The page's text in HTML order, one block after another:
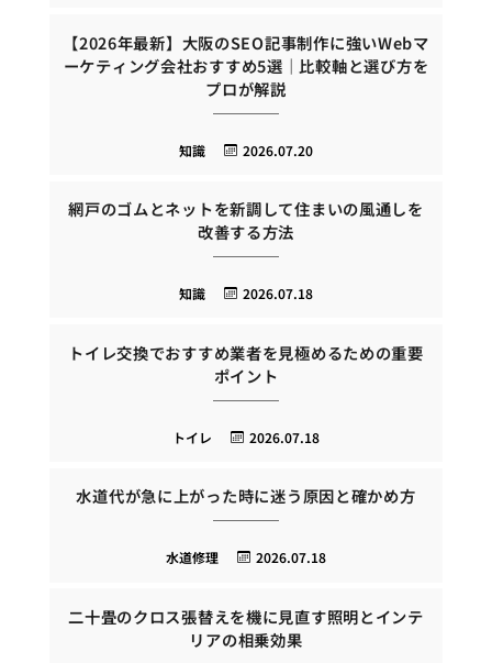
【2026年最新】大阪のSEO記事制作に強いWebマ
ーケティング会社おすすめ5選｜比較軸と選び方を
プロが解説
2026.07.20
知識
網戸のゴムとネットを新調して住まいの風通しを
改善する方法
2026.07.18
知識
トイレ交換でおすすめ業者を見極めるための重要
ポイント
2026.07.18
トイレ
水道代が急に上がった時に迷う原因と確かめ方
2026.07.18
水道修理
二十畳のクロス張替えを機に見直す照明とインテ
リアの相乗効果